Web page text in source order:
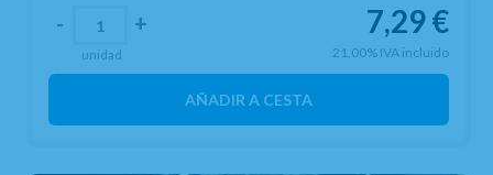
7,29€
21.00% IVA incluido
- +
unidad
AÑADIR A CESTA